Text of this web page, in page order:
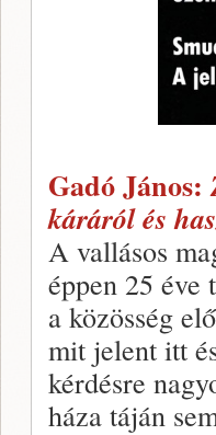
Gadó János:
káráról és
A vallásos
éppen 25 éve
a közösség
mit jelent itt
kérdésre
háza táján